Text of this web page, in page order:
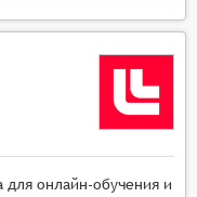
онлайн-обучения и